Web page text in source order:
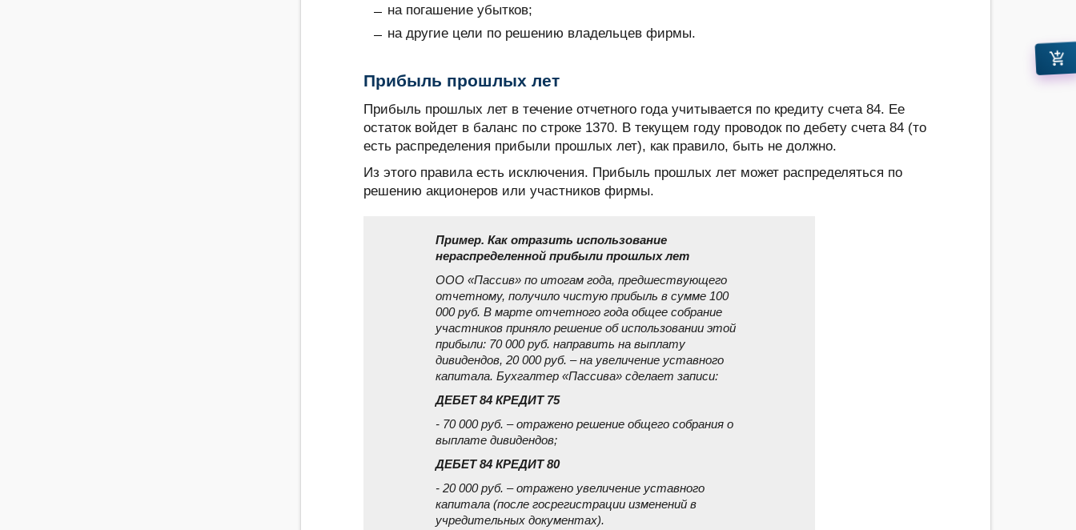
на погашение убытков;
на другие цели по решению владельцев фирмы.
Прибыль прошлых лет
Прибыль прошлых лет в течение отчетного года учитывается по кредиту счета 84. Ее
остаток войдет в баланс по строке 1370. В текущем году проводок по дебету счета 84 (то
есть распределения прибыли прошлых лет), как правило, быть не должно.
Из этого правила есть исключения. Прибыль прошлых лет может распределяться по
решению акционеров или участников фирмы.
Пример. Как отразить использование
нераспределенной прибыли прошлых лет
ООО «Пассив» по итогам года, предшествующего
отчетному, получило чистую прибыль в сумме 100
000 руб. В марте отчетного года общее собрание
участников приняло решение об использовании этой
прибыли: 70 000 руб. направить на выплату
дивидендов, 20 000 руб. – на увеличение уставного
капитала. Бухгалтер «Пассива» сделает записи:
ДЕБЕТ 84 КРЕДИТ 75
- 70 000 руб. – отражено решение общего собрания о
выплате дивидендов;
ДЕБЕТ 84 КРЕДИТ 80
- 20 000 руб. – отражено увеличение уставного
капитала (после госрегистрации изменений в
учредительных документах).
add_shopping_cart